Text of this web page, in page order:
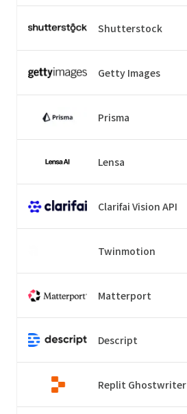
Shutterstock
Getty Images
Prisma
Lensa
Clarifai Vision API
Twinmotion
Matterport
Descript
Replit Ghostwriter